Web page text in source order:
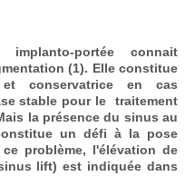
portée connait
(1). Elle constitue
conservatrice en cas
stable pour le traitement
la présence du sinus au
un défi à la pose
problème, l'élévation de
lift) est indiquée dans